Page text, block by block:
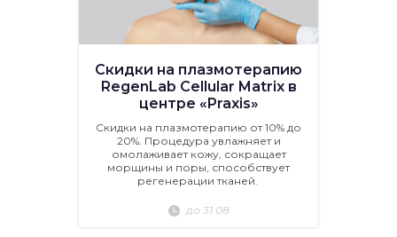
Скидки на плазмотерапию
RegenLab Cellular Matrix в
центре «Praxis»
Скидки на плазмотерапию от 10% до
20%. Процедура увлажняет и
омолаживает кожу, сокращает
морщины и поры, способствует
регенерации тканей.
до 31.08